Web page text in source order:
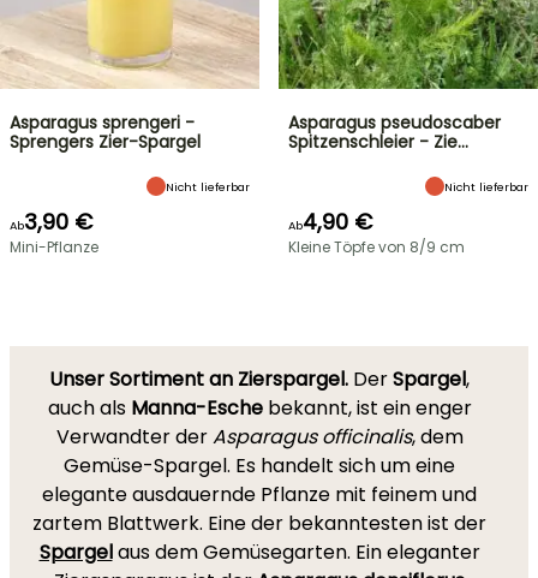
Asparagus sprengeri -
Sprengers Zier-Spargel
Nicht lieferbar
Ab3,90 €
Mini-Pflanze
Asparagus pseudoscaber
Spitzenschleier - Zie…
Nicht lieferbar
Ab4,90 €
Kleine Töpfe von 8/9 cm
Unser Sortiment an Zierspargel. DerSpargel,
auch als Manna-Eschebekannt, ist ein enger
Verwandter derAsparagus officinalis, dem
Gemüse-Spargel. Es handelt sich um eine
elegante ausdauernde Pflanze mit feinem und
zartem Blattwerk. Eine der bekanntesten ist der
Spargelaus dem Gemüsegarten. Ein eleganter